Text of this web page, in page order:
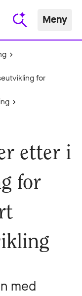
Meny
for
etter i
for
med